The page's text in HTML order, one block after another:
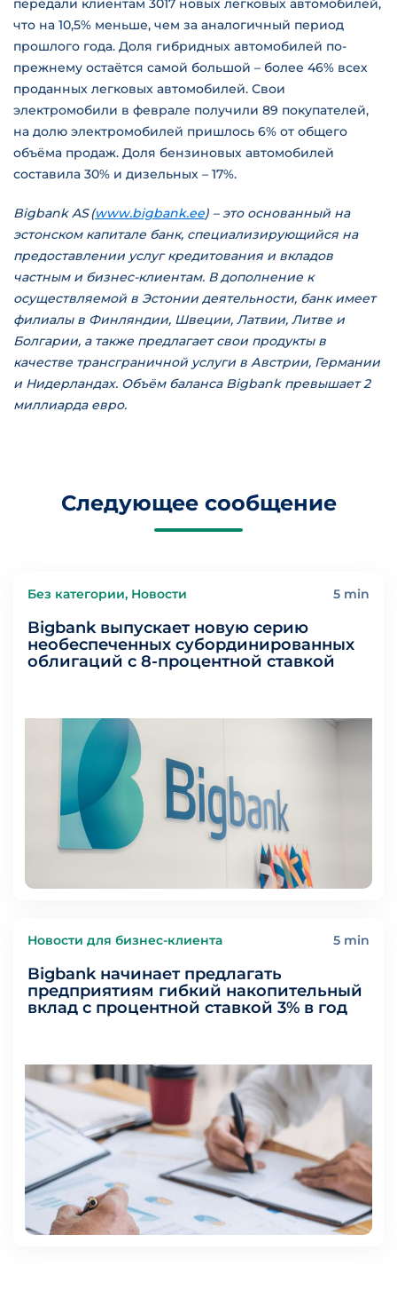
передали клиентам 3017 новых легковых автомобилей,
что на 10,5% меньше, чем за аналогичный период
прошлого года. Доля гибридных автомобилей по-
прежнему остаётся самой большой – более 46% всех
проданных легковых автомобилей. Свои
электромобили в феврале получили 89 покупателей,
на долю электромобилей пришлось 6% от общего
объёма продаж. Доля бензиновых автомобилей
составила 30% и дизельных – 17%.
Bigbank AS (www.bigbank.ee) – это основанный на
эстонском капитале банк, специализирующийся на
предоставлении услуг кредитования и вкладов
частным и бизнес-клиентам. В дополнение к
осуществляемой в Эстонии деятельности, банк имеет
филиалы в Финляндии, Швеции, Латвии, Литве и
Болгарии, а также предлагает свои продукты в
качестве трансграничной услуги в Австрии, Германии
и Нидерландах. Объём баланса Bigbank превышает 2
миллиарда евро.
Следующее сообщение
Без категории, Новости 5 min
Bigbank выпускает новую серию
необеспеченных субординированных
облигаций с 8-процентной ставкой
Новости для бизнес-клиента 5 min
Bigbank начинает предлагать
предприятиям гибкий накопительный
вклад с процентной ставкой 3% в год